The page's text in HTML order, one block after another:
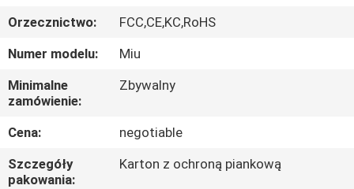
O
NAS
WYCIECZKA
PO
FABRYCE
Orzecznictwo:
FCC,CE,KC,RoHS
Numer modelu:
Miu
Minimalne
zamówienie:
Zbywalny
Cena:
negotiable
Szczegóły
pakowania:
Karton z ochroną piankową